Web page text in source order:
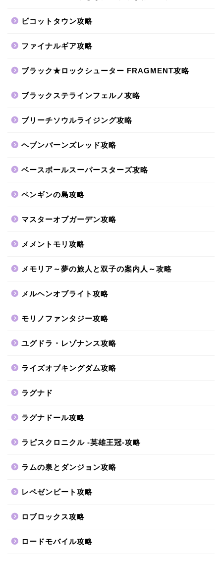
ピコットタウン攻略
ファイナルギア攻略
ブラック★ロックシューター FRAGMENT攻略
ブラックステラインフェルノ攻略
ブリーチソウルライジング攻略
ヘブンバーンズレッド攻略
ベースボールスーパースターズ攻略
ペンギンの島攻略
マスターオブガーデン攻略
メメントモリ攻略
メモリア～夢の旅人と双子の案内人～攻略
メルヘンオブライト攻略
モリノファンタジー攻略
ユグドラ・レゾナンス攻略
ライズオブキングダム攻略
ラグナド
ラグナドール攻略
ラピスクロニクル -英雄王冠-攻略
ラムの泉とダンジョン攻略
レペゼンビート攻略
ロブロックス攻略
ロードモバイル攻略